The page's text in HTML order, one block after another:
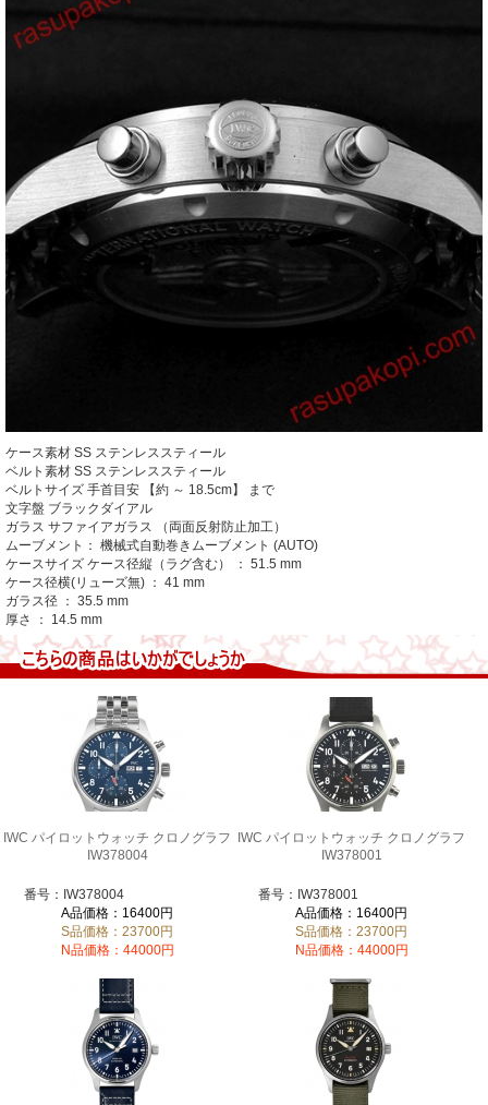
ケース素材 SS ステンレススティール
ベルト素材 SS ステンレススティール
ベルトサイズ 手首目安 【約 ～ 18.5cm】 まで
文字盤 ブラックダイアル
ガラス サファイアガラス （両面反射防止加工）
ムーブメント： 機械式自動巻きムーブメント (AUTO)
ケースサイズ ケース径縦（ラグ含む） ： 51.5 mm
ケース径横(リューズ無) ： 41 mm
ガラス径 ： 35.5 mm
厚さ ： 14.5 mm
IWC パイロットウォッチ クロノグラフ
IW378004
番号：IW378004
A品価格：16400円
S品価格：23700円
N品価格：44000円
IWC パイロットウォッチ クロノグラフ
IW378001
番号：IW378001
A品価格：16400円
S品価格：23700円
N品価格：44000円